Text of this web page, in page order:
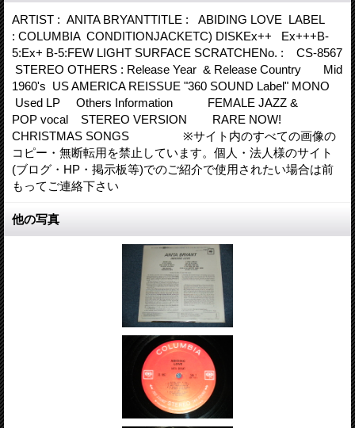
ARTIST : ANITA BRYANTTITLE : ABIDING LOVE LABEL
: COLUMBIA CONDITIONJACKETC) DISKEx++ Ex+++B-
5:Ex+ B-5:FEW LIGHT SURFACE SCRATCHENo. : CS-8567
STEREO OTHERS : Release Year & Release Country Mid
1960's US AMERICA REISSUE "360 SOUND Label" MONO
Used LP Others Information FEMALE JAZZ &
POP vocal STEREO VERSION RARE NOW!
CHRISTMAS SONGS ※サイト内のすべての画像の
コピー・無断転用を禁止しています。個人・法人様のサイト
(ブログ・HP・掲示板等)でのご紹介で使用されたい場合は前
もってご連絡下さい
他の写真